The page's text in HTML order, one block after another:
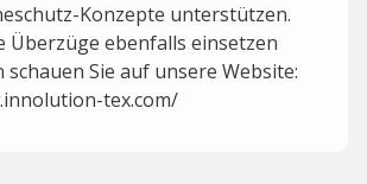
Konzepte unterstützen.
Überzüge ebenfalls einsetzen
schauen Sie auf unsere Website:
tex.com/